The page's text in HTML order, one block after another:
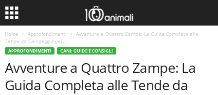
Home Approfondimenti
Avventure a Quattro Zampe: La Guida Completa alle
Tende da Campeggio per...
APPROFONDIMENTI CANI: GUIDE E CONSIGLI
Avventure a Quattro Zampe: La
Guida Completa alle Tende da